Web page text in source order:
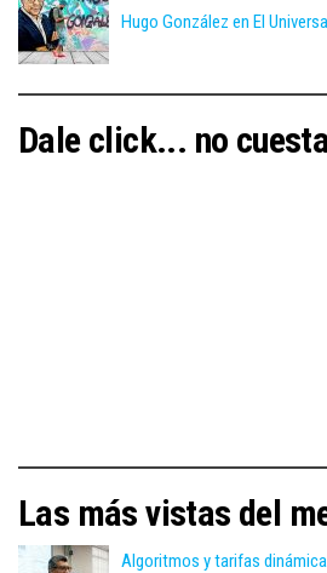
Hugo González en El
Dale click... no
Las más vistas del
Algoritmos y tarifas